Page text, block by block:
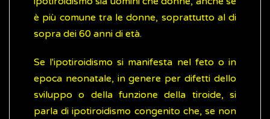
è più comune tra le donne, soprattutto al di
sopra dei 60 anni di età.
Se l'ipotiroidismo si manifesta nel feto o in
epoca neonatale, in genere per difetti dello
sviluppo o della funzione della tiroide, si
parla di ipotiroidismo congenito che, se non